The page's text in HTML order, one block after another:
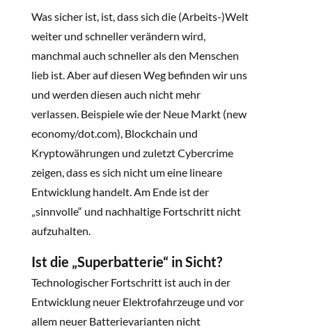
Was sicher ist, ist, dass sich die (Arbeits-)Welt
weiter und schneller verändern wird,
manchmal auch schneller als den Menschen
lieb ist. Aber auf diesen Weg befinden wir uns
und werden diesen auch nicht mehr
verlassen. Beispiele wie der Neue Markt (new
economy/dot.com), Blockchain und
Kryptowährungen und zuletzt Cybercrime
zeigen, dass es sich nicht um eine lineare
Entwicklung handelt. Am Ende ist der
„sinnvolle“ und nachhaltige Fortschritt nicht
aufzuhalten.
Ist die „Superbatterie“ in Sicht?
Technologischer Fortschritt ist auch in der
Entwicklung neuer Elektrofahrzeuge und vor
allem neuer Batterievarianten nicht